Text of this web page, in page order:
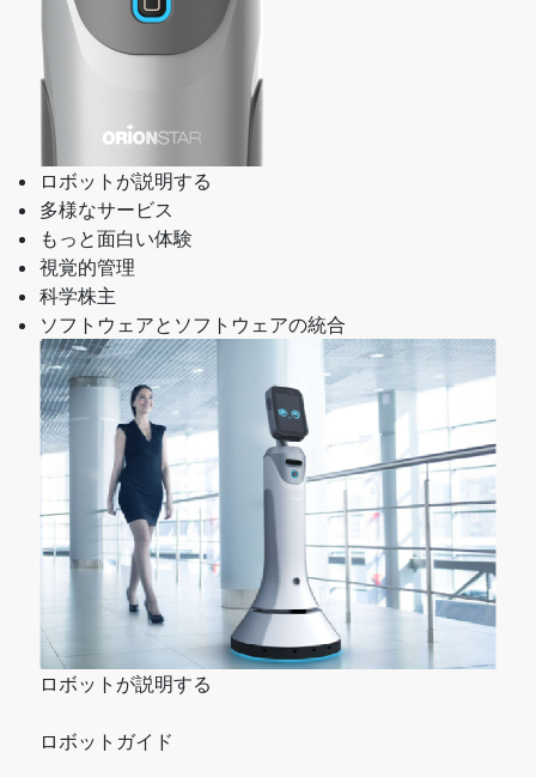
ロボットが説明する
多様なサービス
もっと面白い体験
視覚的管理
科学株主
ソフトウェアとソフトウェアの統合
ロボットが説明する
ロボットガイド